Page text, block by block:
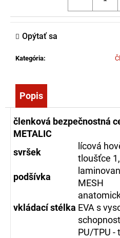
Kategória:
Opýtať sa
Popis
členková bezpečnostná
METALIC
svršek
lícová
tloušťce
podšívka
MESH
vkládacístélka EVA s
PU/TPU -
a
m
e
VHF,136-
174
MHZ,
ANALOG,
64
KANÁLŮ,
5
IP55
380,00
€